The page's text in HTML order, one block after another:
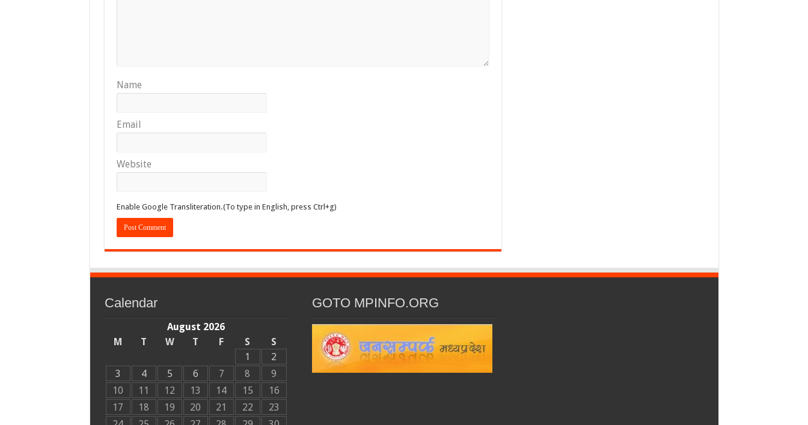
Name
Email
Website
Enable Google Transliteration.(To type in English, press Ctrl+g)
Calendar
August 2026
M
T W T F S
S
1
2
3
4 5 6 7 8
9
10
11 12 13 14 15
16
17
18 19 20 21 22
23
GOTO MPINFO.ORG